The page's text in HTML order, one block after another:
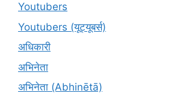
Youtubers
Youtubers (यूट्यूबर्स)
अधिकारी
अभिनेता
अभिनेता (Abhinētā)